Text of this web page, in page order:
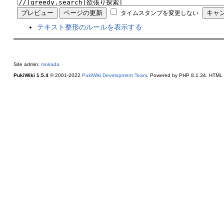
タイムスタンプを変更しない
テキスト整形のルールを表示する
Site admin: mokada
PukiWiki 1.5.4© 2001-2022 PukiWiki Development Team. Powered by PHP 8.1.34. HTML